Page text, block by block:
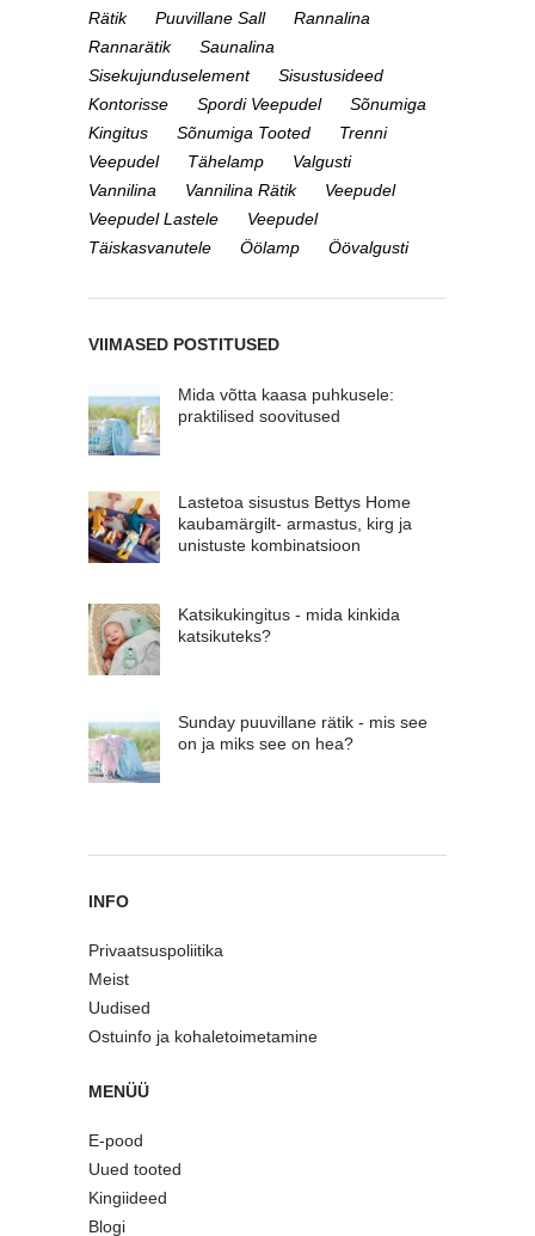
Rätik
Puuvillane Sall
Rannalina
Rannarätik
Saunalina
Sisekujunduselement
Sisustusideed
Kontorisse
Spordi Veepudel
Sõnumiga
Kingitus
Sõnumiga Tooted
Trenni
Veepudel
Tähelamp
Valgusti
Vannilina
Vannilina Rätik
Veepudel
Veepudel Lastele
Veepudel
Täiskasvanutele
Öölamp Öövalgusti
VIIMASED POSTITUSED
Mida võtta kaasa puhkusele:
praktilised soovitused
Lastetoa sisustus Bettys Home
kaubamärgilt- armastus, kirg ja
unistuste kombinatsioon
Katsikukingitus - mida kinkida
katsikuteks?
Sunday puuvillane rätik - mis see
on ja miks see on hea?
INFO
Privaatsuspoliitika
Meist
Uudised
Ostuinfo ja kohaletoimetamine
MENÜÜ
E-pood
Uued tooted
Kingiideed
Blogi